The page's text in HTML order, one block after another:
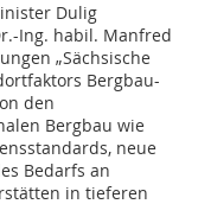
Dulig
Ing. habil. Manfred
„Sächsische
Bergbau-
den
Bergbau wie
neue
Bedarfs an
in tieferen